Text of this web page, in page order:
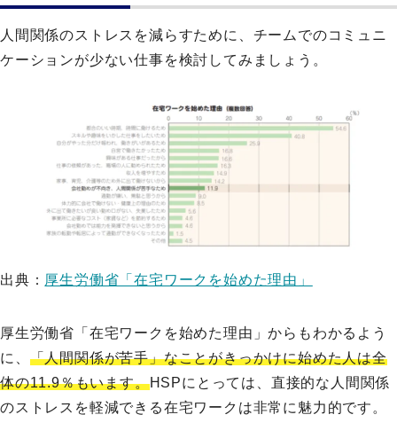
人間関係のストレスを減らすために、チームでのコミュニ
ケーションが少ない仕事を検討してみましょう。
出典： 厚生労働省「在宅ワークを始めた理由」
厚生労働省「在宅ワークを始めた理由」からもわかるよう
に、 「人間関係が苦手」なことがきっかけに始めた人は全
体の11.9％もいます。HSPにとっては、直接的な人間関係
のストレスを軽減できる在宅ワークは非常に魅力的です。